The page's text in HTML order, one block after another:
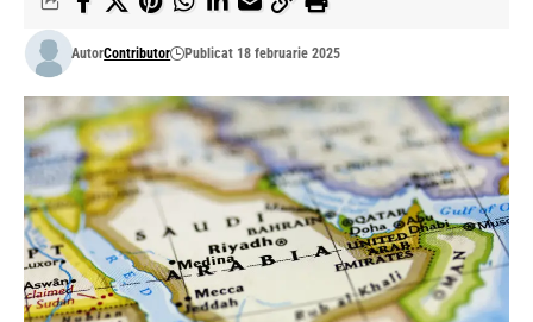
AutorContributor Publicat 18 februarie 2025